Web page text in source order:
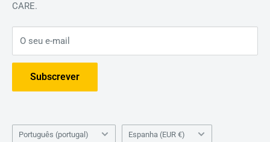
proximidade.
Condições de venda
Termos de Serviço
Dicas
CARE.
O seu e-mail
Subscrever
Idioma
Português (portugal) País
Espanha (EUR €)